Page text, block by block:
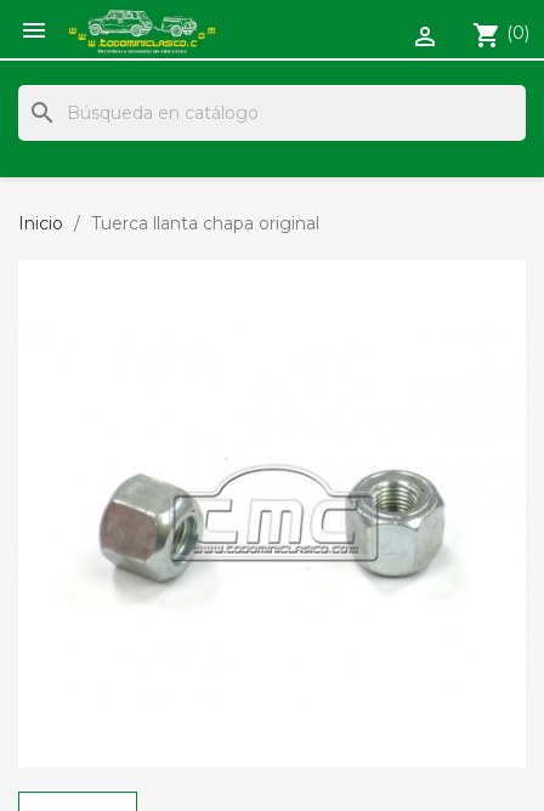
 shopping_cart (0)

search
Inicio Tuerca llanta chapa original